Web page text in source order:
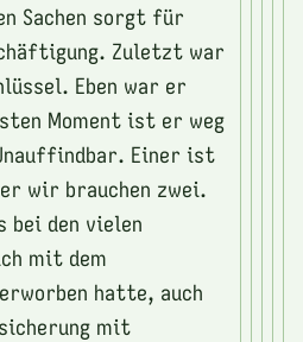
Sachen sorgt für
Zuletzt war
Eben war er
Moment ist er weg
Einer ist
wir brauchen zwei.
den vielen
mit dem
hatte, auch
mit